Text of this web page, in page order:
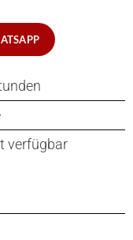
verfügbar